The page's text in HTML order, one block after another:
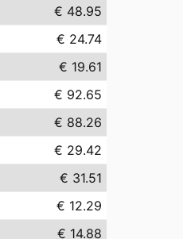
€ 48.95
€ 24.74
€ 19.61
€ 92.65
€ 88.26
€ 29.42
€ 31.51
€ 12.29
€ 14.88